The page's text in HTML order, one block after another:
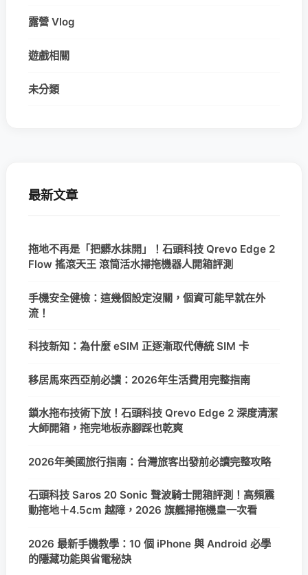
露營 Vlog
遊戲相關
未分類
最新文章
拖地不再是「把髒水抹開」！石頭科技 Qrevo Edge 2
Flow 搖滾天王 滾筒活水掃拖機器人開箱評測
手機安全健檢：這幾個設定沒關，個資可能早就在外
流！
科技新知：為什麼 eSIM 正逐漸取代傳統 SIM 卡
移居馬來西亞前必讀：2026年生活費用完整指南
鎖水拖布技術下放！石頭科技 Qrevo Edge 2 深度清潔
大師開箱，拖完地板赤腳踩也乾爽
2026年美國旅行指南：台灣旅客出發前必讀完整攻略
石頭科技 Saros 20 Sonic 聲波騎士開箱評測！高頻震
動拖地＋4.5cm 越障，2026 旗艦掃拖機皇一次看
2026 最新手機教學：10 個 iPhone 與 Android 必學
的隱藏功能與省電秘訣